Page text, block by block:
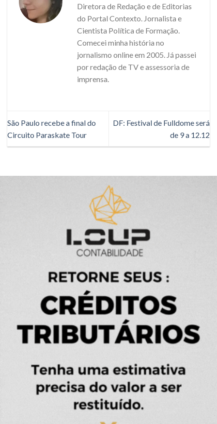
Diretora de Redação e de Editorias
do Portal Contexto. Jornalista e
Cientista Política de Formação.
Comecei minha história no
jornalismo online em 2005. Já passei
por redação de TV e assessoria de
imprensa.
São Paulo recebe a final do
Circuito Paraskate Tour
DF: Festival de Fulldome será
de 9 a 12.12